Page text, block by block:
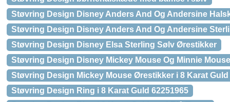
Støvring Design Disney Anders And Og Andersine
Støvring Design Disney Anders And Og Andersine
Støvring Design Disney Elsa Sterling Sølv Ørestikker
Støvring Design Disney Mickey Mouse Og Minnie
Støvring Design Mickey Mouse Ørestikker i 8 Karat Guld
Støvring Design Ring i 8 Karat Guld 62251965